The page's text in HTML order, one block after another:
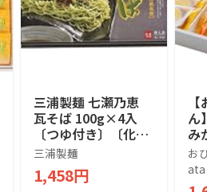
三浦製麺 七瀬乃恵
瓦そば 100g×4入
〔つゆ付き〕〔化粧
箱〕
三浦製麺
1,458円
ん
み
個
夏
キ
お
ata